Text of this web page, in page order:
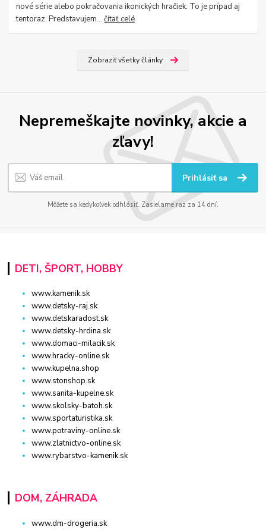
nové série alebo pokračovania ikonických hračiek. To je prípad aj
tentoraz. Predstavujem...čítať celé
Zobraziť všetky články
Nepremeškajte novinky, akcie a
zľavy!
Prihlásiť sa
Môžete sa kedykoľvek odhlásiť. Zasielame raz za 14 dní.
DETI, ŠPORT, HOBBY
www.kamenik.sk
www.detsky-raj.sk
www.detskaradost.sk
www.detsky-hrdina.sk
www.domaci-milacik.sk
www.hracky-online.sk
www.kupelna.shop
www.stonshop.sk
www.sanita-kupelne.sk
www.skolsky-batoh.sk
www.sportaturistika.sk
www.potraviny-online.sk
www.zlatnictvo-online.sk
www.rybarstvo-kamenik.sk
DOM, ZÁHRADA
www.dm-drogeria.sk